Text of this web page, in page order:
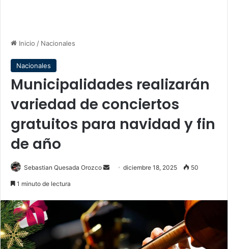
Inicio / Nacionales
Nacionales
Municipalidades realizarán
variedad de conciertos
gratuitos para navidad y fin
de año
Sebastian Quesada Orozco
Senddiciembre 18, 2025 50
1 minuto de lectura